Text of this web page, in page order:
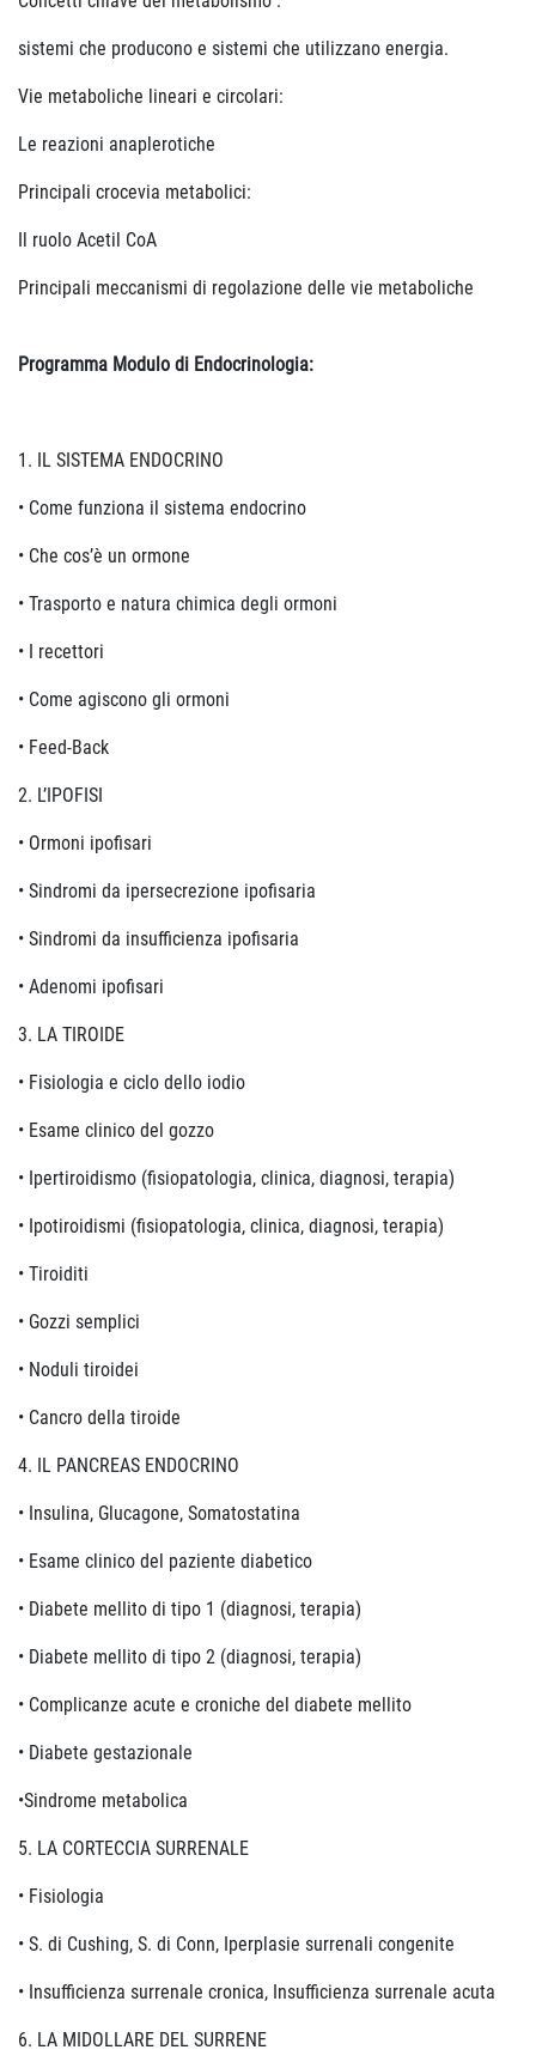
sistemi che producono e sistemi che utilizzano energia.
Vie metaboliche lineari e circolari:
Le reazioni anaplerotiche
Principali crocevia metabolici:
Il ruolo Acetil CoA
Principali meccanismi di regolazione delle vie metaboliche
Programma Modulo di Endocrinologia:
1. IL SISTEMA ENDOCRINO
• Come funziona il sistema endocrino
• Che cos’è un ormone
• Trasporto e natura chimica degli ormoni
• I recettori
• Come agiscono gli ormoni
• Feed-Back
2. L’IPOFISI
• Ormoni ipofisari
• Sindromi da ipersecrezione ipofisaria
• Sindromi da insufficienza ipofisaria
• Adenomi ipofisari
3. LA TIROIDE
• Fisiologia e ciclo dello iodio
• Esame clinico del gozzo
• Ipertiroidismo (fisiopatologia, clinica, diagnosi, terapia)
• Ipotiroidismi (fisiopatologia, clinica, diagnosi, terapia)
• Tiroiditi
• Gozzi semplici
• Noduli tiroidei
• Cancro della tiroide
4. IL PANCREAS ENDOCRINO
• Insulina, Glucagone, Somatostatina
• Esame clinico del paziente diabetico
• Diabete mellito di tipo 1 (diagnosi, terapia)
• Diabete mellito di tipo 2 (diagnosi, terapia)
• Complicanze acute e croniche del diabete mellito
• Diabete gestazionale
•Sindrome metabolica
5. LA CORTECCIA SURRENALE
• Fisiologia
• S. di Cushing, S. di Conn, Iperplasie surrenali congenite
• Insufficienza surrenale cronica, Insufficienza surrenale acuta
6. LA MIDOLLARE DEL SURRENE